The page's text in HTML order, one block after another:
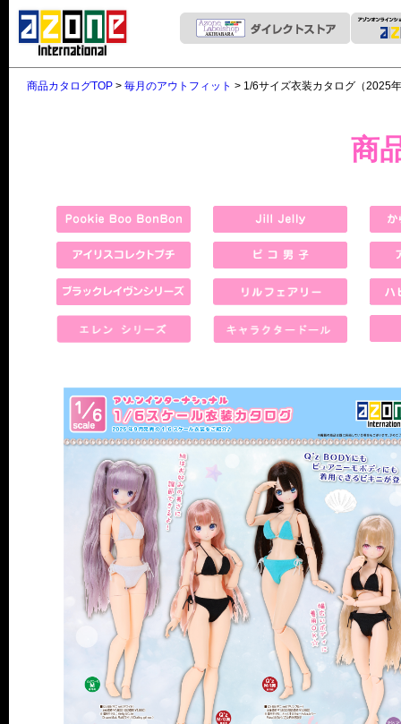
商品カタログTOP > 毎月のアウトフィット > 1/6サイズ衣装カタログ（2025
商